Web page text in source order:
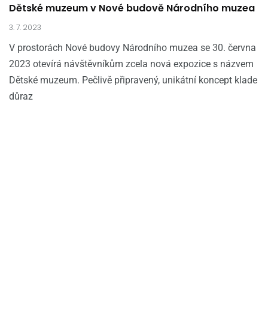
Dětské muzeum v Nové budově Národního muzea
3. 7. 2023
V prostorách Nové budovy Národního muzea se 30. června
2023 otevírá návštěvníkům zcela nová expozice s názvem
Dětské muzeum. Pečlivě připravený, unikátní koncept klade
důraz